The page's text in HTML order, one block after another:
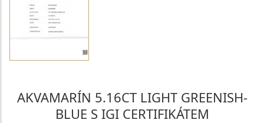
AKVAMARÍN 5.16CT LIGHT GREENISH-
BLUE S IGI CERTIFIKÁTEM